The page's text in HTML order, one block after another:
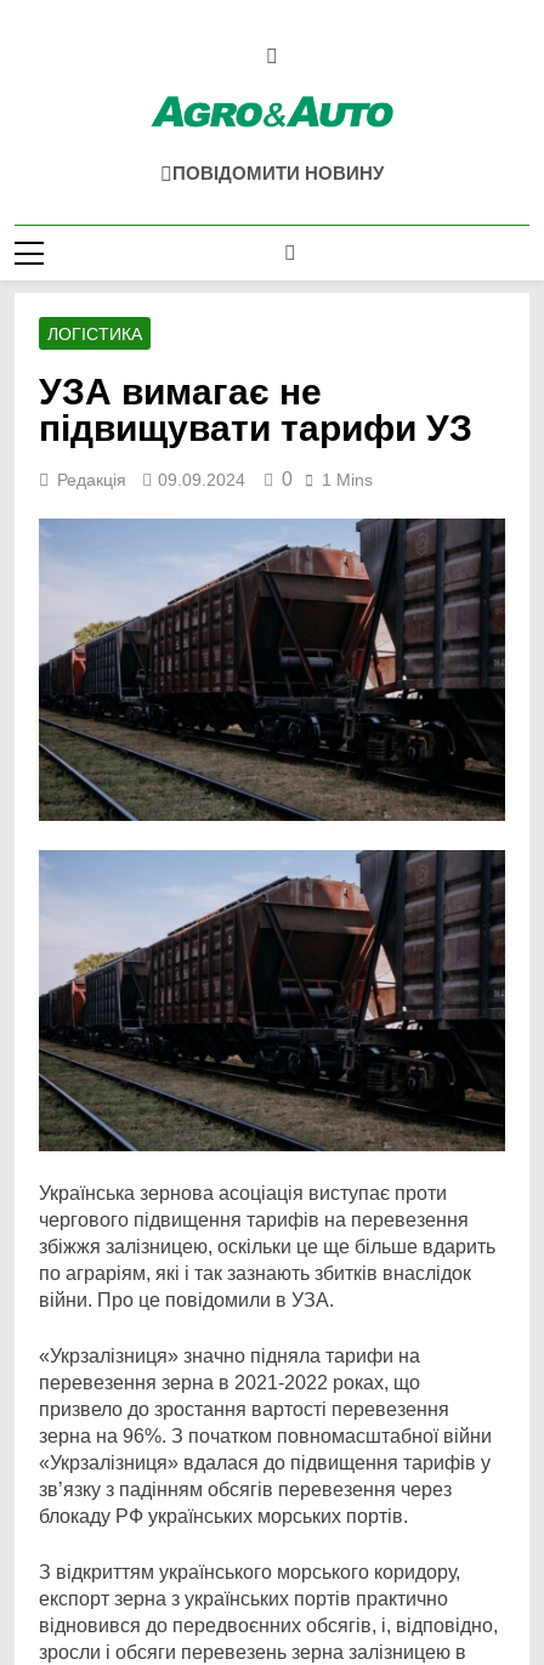
Agro & Auto
ПОВІДОМИТИ НОВИНУ
ЛОГІСТИКА
УЗА вимагає не
підвищувати тарифи УЗ
Редакція 09.09.2024 0 1 Mins
Українська зернова асоціація виступає проти
чергового підвищення тарифів на перевезення
збіжжя залізницею, оскільки це ще більше вдарить
по аграріям, які і так зазнають збитків внаслідок
війни. Про це повідомили в УЗА.
«Укрзалізниця» значно підняла тарифи на
перевезення зерна в 2021-2022 роках, що
призвело до зростання вартості перевезення
зерна на 96%. З початком повномасштабної війни
«Укрзалізниця» вдалася до підвищення тарифів у
зв’язку з падінням обсягів перевезення через
блокаду РФ українських морських портів.
З відкриттям українського морського коридору,
експорт зерна з українських портів практично
відновився до передвоєнних обсягів, і, відповідно,
зросли і обсяги перевезень зерна залізницею в